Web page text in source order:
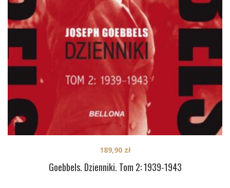
Goebbels. Dzienniki. Tom 2: 1939-1943
189,90 zł